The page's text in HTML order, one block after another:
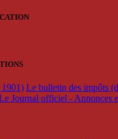
Le bulletin des impôts
Journal officiel - Annonces